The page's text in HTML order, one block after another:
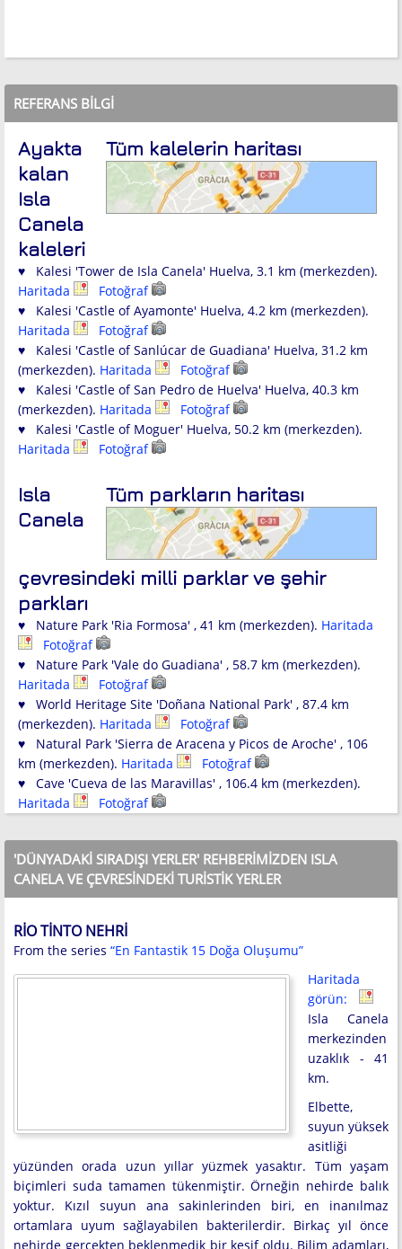
REFERANS BILGI
Tüm kalelerin haritası
Ayakta
kalan
Isla
Canela
kaleleri
♥ Kalesi 'Tower de Isla Canela' Huelva, 3.1 km (merkezden).
Haritada
Fotoğraf
♥ Kalesi 'Castle of Ayamonte' Huelva, 4.2 km (merkezden).
Haritada
Fotoğraf
♥ Kalesi 'Castle of Sanlúcar de Guadiana' Huelva, 31.2 km
(merkezden). Haritada
Fotoğraf
♥ Kalesi 'Castle of San Pedro de Huelva' Huelva, 40.3 km
(merkezden). Haritada
Fotoğraf
♥ Kalesi 'Castle of Moguer' Huelva, 50.2 km (merkezden).
Haritada
Fotoğraf
Tüm parkların haritası
Isla
Canela
çevresindeki milli parklar ve şehir
parkları
♥ Nature Park 'Ria Formosa' , 41 km (merkezden). Haritada
Fotoğraf
♥ Nature Park 'Vale do Guadiana' , 58.7 km (merkezden).
Haritada
Fotoğraf
♥ World Heritage Site 'Doñana National Park' , 87.4 km
(merkezden). Haritada
Fotoğraf
♥ Natural Park 'Sierra de Aracena y Picos de Aroche' , 106
km (merkezden). Haritada
Fotoğraf
♥ Cave 'Cueva de las Maravillas' , 106.4 km (merkezden).
Haritada
Fotoğraf
'DÜNYADAKI SIRADIŞI YERLER' REHBERIMIZDEN ISLA
CANELA VE ÇEVRESINDEKI TURISTIK YERLER
RIO TINTO NEHRI
From the series “En Fantastik 15 Doğa Oluşumu”
Haritada
görün:
Isla Canela
merkezinden
uzaklık - 41
km.
Elbette,
suyun yüksek
asitliği
yüzünden orada uzun yıllar yüzmek yasaktır. Tüm yaşam
biçimleri suda tamamen tükenmiştir. Örneğin nehirde balık
yoktur. Kızıl suyun ana sakinlerinden biri, en inanılmaz
ortamlara uyum sağlayabilen bakterilerdir. Birkaç yıl önce
nehirde gerçekten beklenmedik bir keşif oldu. Bilim adamları,